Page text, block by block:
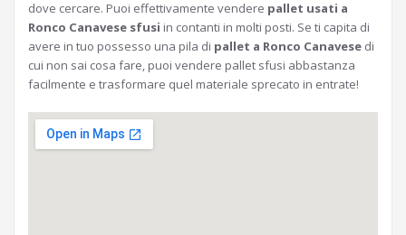
dove cercare. Puoi effettivamente vendere pallet usati a
Ronco Canavese sfusi in contanti in molti posti. Se ti capita di
avere in tuo possesso una pila di pallet a Ronco Canavese di
cui non sai cosa fare, puoi vendere pallet sfusi abbastanza
facilmente e trasformare quel materiale sprecato in entrate!